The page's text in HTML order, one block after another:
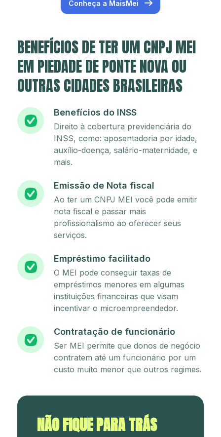
Conheça a MaisMei
BENEFÍCIOS DE TER UM CNPJ MEI
EM PIEDADE DE PONTE NOVA OU
OUTRAS CIDADES BRASILEIRAS
Benefícios do INSS
Direito à cobertura previdenciária do
INSS, como: aposentadoria por idade,
auxílio-doença, salário-maternidade, e
mais.
Emissão de Nota fiscal
Ao ter um CNPJ MEI você pode emitir
nota fiscal e passar mais
profissionalismo ao oferecer seus
serviços.
Empréstimo facilitado
O MEI pode conseguir taxas de
empréstimos menores em algumas
instituições financeiras que visam
incentivar o microempreendedor.
Contratação de funcionário
Ser MEI permite que donos de negócio
contratem até um funcionário por um
custo muito menor que outros regimes.
NÃO FIQUE PARA TRÁS